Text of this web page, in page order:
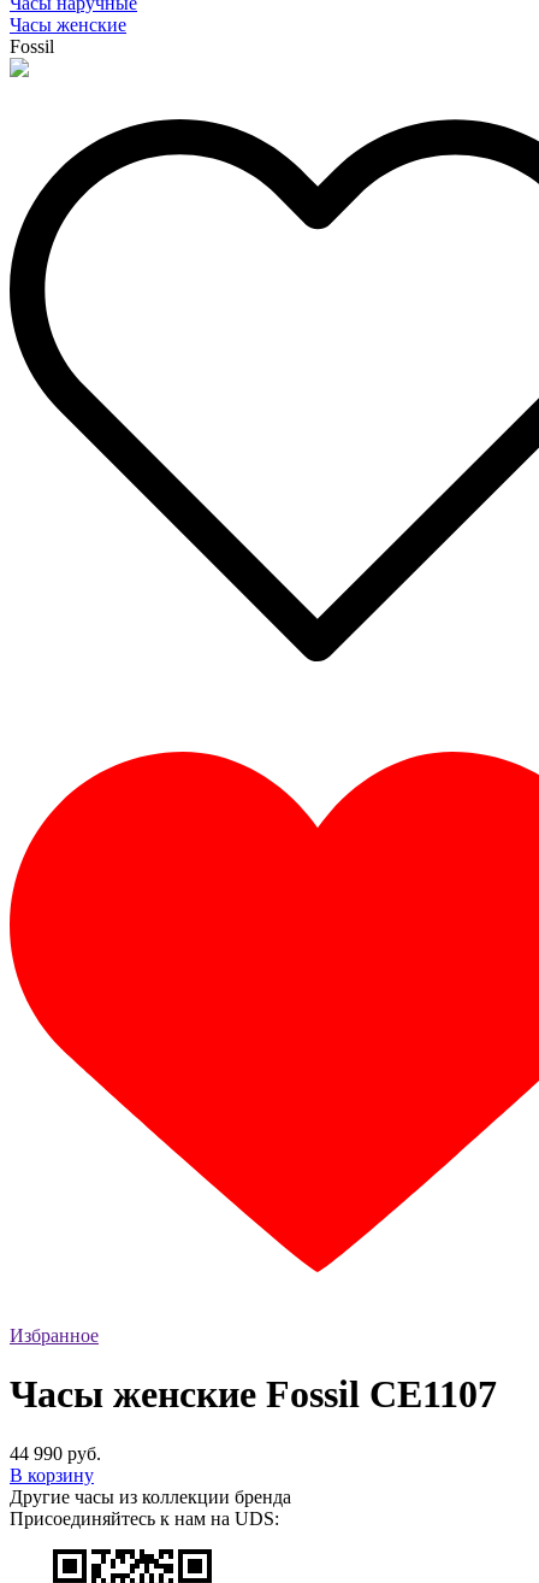
Часы женские
Fossil
Избранное
Часы женские Fossil CE1107
44 990 руб.
В корзину
Другие часы из коллекции бренда
Присоединяйтесь к нам на UDS: